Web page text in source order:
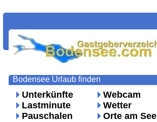
Unterkünfte
Lastminute
Pauschalen
Webcam
Wetter
Orte am See
Bodensee Urlaub finden